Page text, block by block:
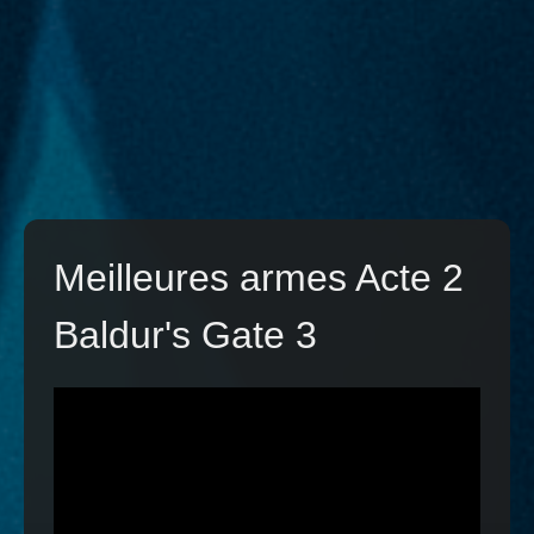
Meilleures armes Acte 2
Baldur's Gate 3